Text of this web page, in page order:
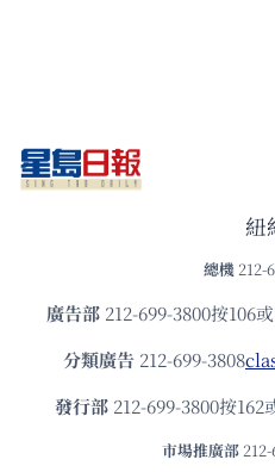
紐
總機 212-
廣告部212-699-3800按106
分類廣告 212-699-3808
發⾏部 212-699-3800按162
市場推廣部